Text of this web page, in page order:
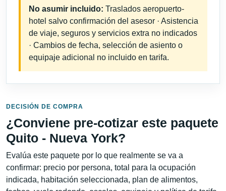
No asumir incluido: Traslados aeropuerto-
hotel salvo confirmación del asesor · Asistencia
de viaje, seguros y servicios extra no indicados
· Cambios de fecha, selección de asiento o
equipaje adicional no incluido en tarifa.
DECISIÓN DE COMPRA
¿Conviene pre-cotizar este paquete
Quito - Nueva York?
Evalúa este paquete por lo que realmente se va a
confirmar: precio por persona, total para la ocupación
indicada, habitación seleccionada, plan de alimentos,